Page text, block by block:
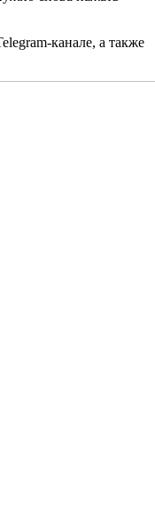
канале, а также